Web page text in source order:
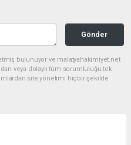
Gönder
bulunuyor ve malatyahakimiyet.net
veya dolaylı tüm sorumluluğu tek
site yönetimi hiçbir şekilde